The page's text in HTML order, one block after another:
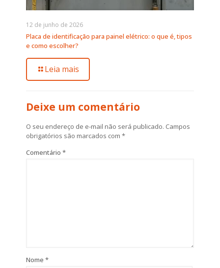
12 de junho de 2026
Placa de identificação para painel elétrico: o que é, tipos
e como escolher?
Leia mais
Deixe um comentário
O seu endereço de e-mail não será publicado. Campos
obrigatórios são marcados com *
Comentário *
Nome *